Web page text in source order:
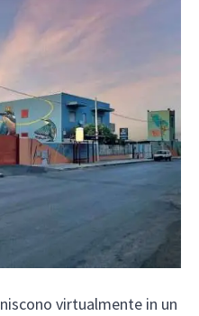
virtualmente in un